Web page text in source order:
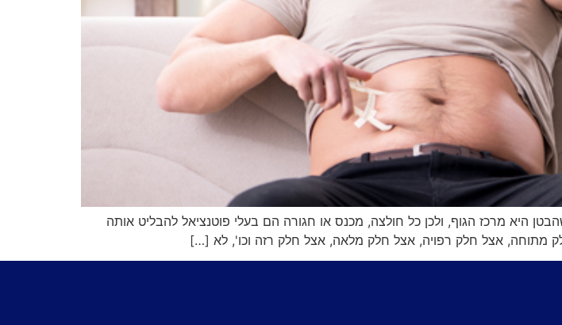
היא מרכז הגוף, ולכן כל חולצה, מכנס או חגורה הם בעלי פוטנציאל להבליט אותה
מתוחה, אצל חלק רפויה, אצל חלק מלאה, אצל חלק רזה וכו', לא […]